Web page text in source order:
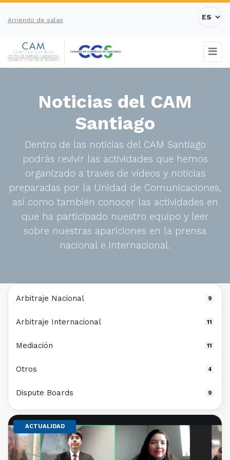
Arriendo de salas
Noticias del CAM
Santiago
Dentro de las noticias del CAM Santiago
podrás revivir las actividades que hemos
organizado a través de vídeos y noticias
preparadas por la Unidad de Comunicaciones,
así como también conocer las actividades en
que ha participado nuestro equipo y leer
sobre nuestras apariciones en la prensa
nacional e internacional.
ACTUALIDAD
Arbitraje Nacional 9
Arbitraje Internacional 11
Mediación 11
Otros 4
Dispute Boards 9